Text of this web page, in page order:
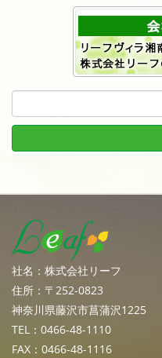
社名：株式会社リーフ
住所：〒252-0823
神奈川県藤沢市菖蒲沢1225
TEL：0466-48-1110
FAX：0466-48-1116